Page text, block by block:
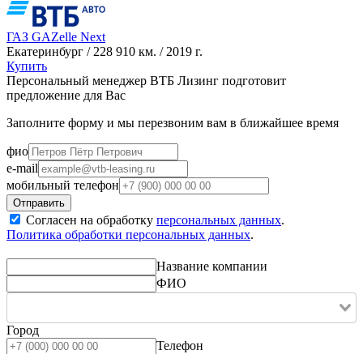
ГАЗ GAZelle Next
Екатеринбург / 228 910 км. / 2019 г.
Купить
Персональный менеджер ВТБ Лизинг подготовит
предложение для Вас
Заполните форму и мы перезвоним вам в ближайшее время
фио
e-mail
мобильный телефон
Согласен на обработку персональных данных.
Политика обработки персональных данных.
Название компании
ФИО
Город
Телефон